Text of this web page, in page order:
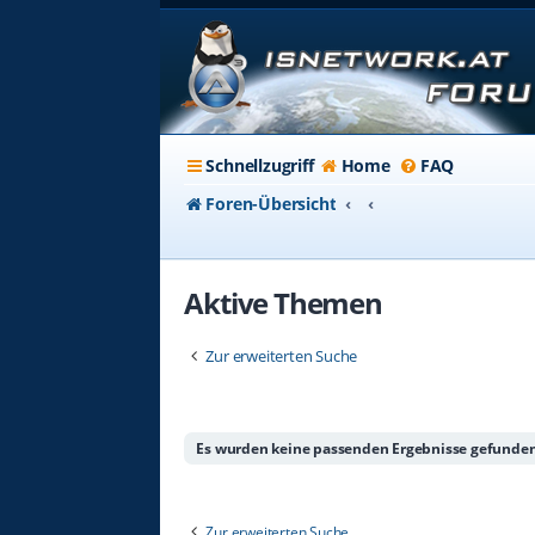
Schnellzugriff Home
FAQ
Foren-Übersicht
Aktive Themen
Zur erweiterten Suche
Es wurden keine passenden Ergebnisse